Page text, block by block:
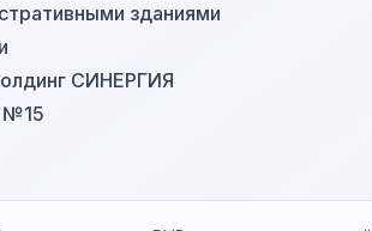
зданиями
СИНЕРГИЯ
№15